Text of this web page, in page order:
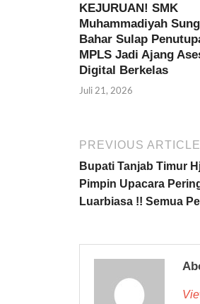
KEJURUAN! SMK
Muhammadiyah
Bahar Sulap
MPLS Jadi Ajang
Digital Berkelas
Juli 21, 2026
PREVIOUS ARTICLE
Bupati Tanjab Timur
Pimpin Upacara
Luarbiasa !! Semua